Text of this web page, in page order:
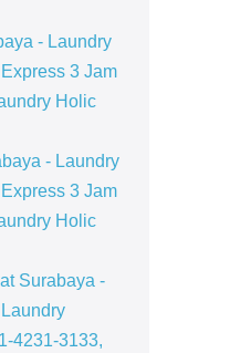
- Laundry
3 Jam
Holic
- Laundry
3 Jam
Holic
Surabaya -
Laundry
4231-3133,